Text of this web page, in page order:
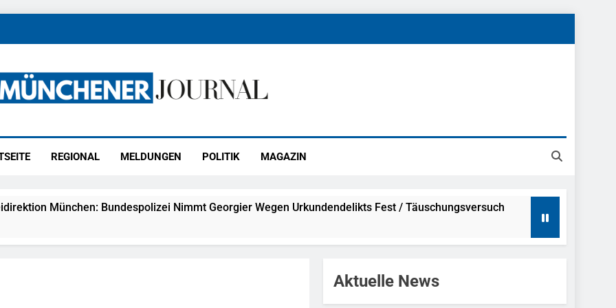
REGIONAL MELDUNGEN POLITIK MAGAZIN
München: Bundespolizei Nimmt Georgier Wegen Urkundendelikts Fest / Täuschungsversuch
München: Notruf Per Knopfdruck / Schnelle Festnahme Nach Sexueller Belästigung
Aktuelle News